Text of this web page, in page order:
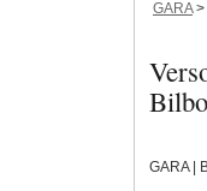
GARA>
GARA |